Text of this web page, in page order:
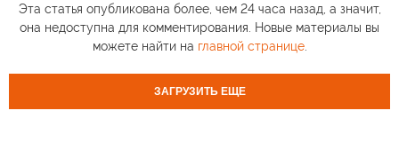
Эта статья опубликована более, чем 24 часа назад, а значит,
она недоступна для комментирования. Новые материалы вы
можете найти на главной странице.
ЗАГРУЗИТЬ ЕЩЕ